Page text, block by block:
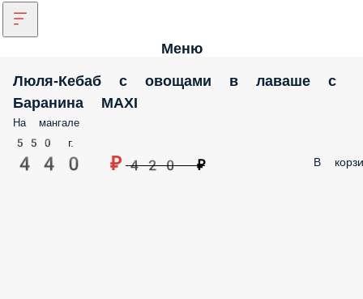
Меню
Люля-Кебаб с овощами в лаваше с
Баранина MAXI
На мангале
550 г.
440 ₽ 420 ₽ В